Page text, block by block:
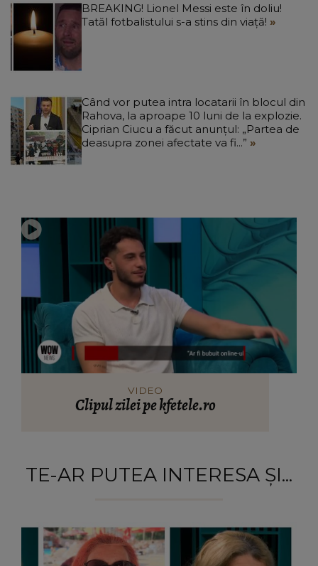
BREAKING! Lionel Messi este în doliu!
Tatăl fotbalistului s-a stins din viață!
Când vor putea intra locatarii în blocul din
Rahova, la aproape 10 luni de la explozie.
Ciprian Ciucu a făcut anunțul: „Partea de
deasupra zonei afectate va fi...”
VIDEO
Clipul zilei pe kfetele.ro
TE-AR PUTEA INTERESA ȘI...